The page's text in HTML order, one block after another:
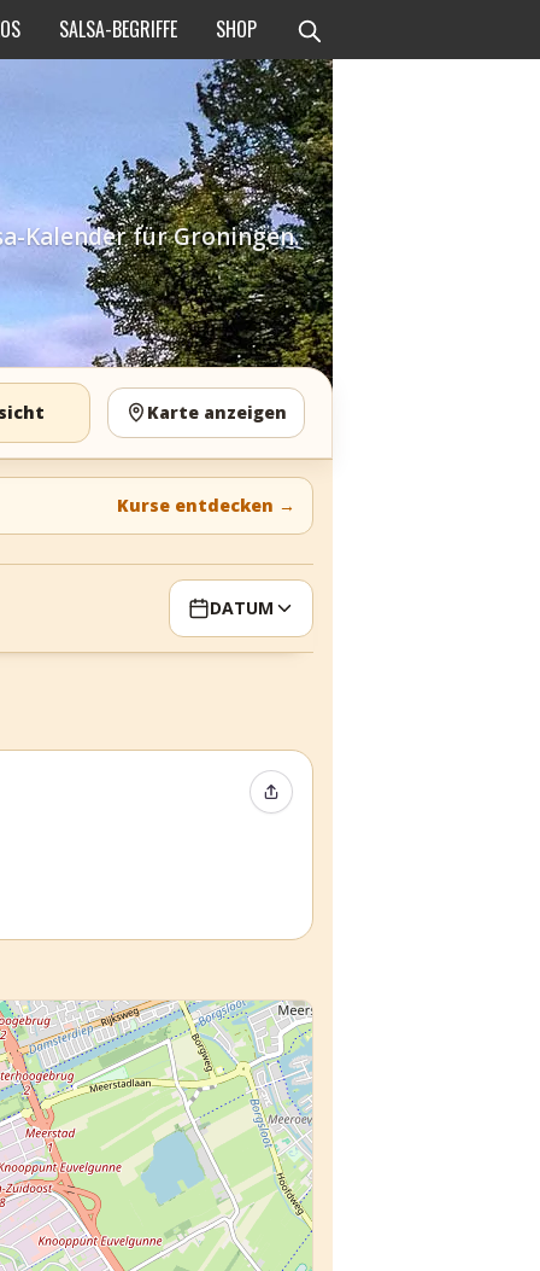
SALSA-BEGRIFFE SHOP
Kalender für Groningen.
Karte anzeigen
Kurse entdecken →
DATUM
Event teilen